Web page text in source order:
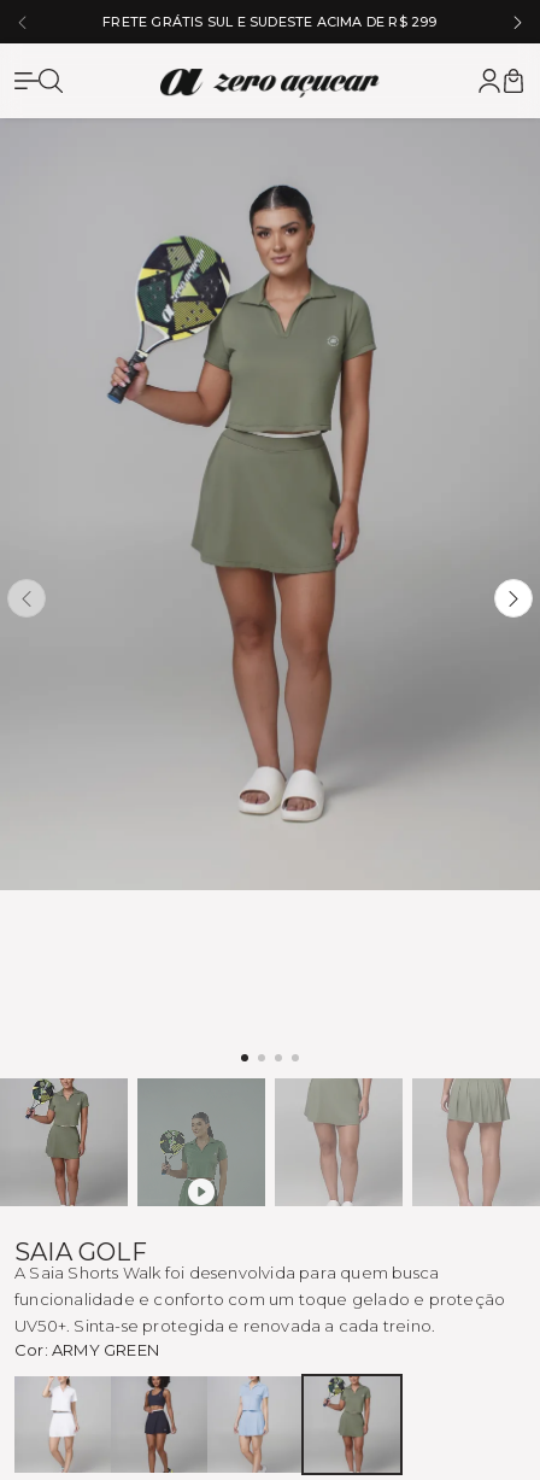
5% OFF NO À VISTA NO PIX
Zero
SAIA GOLF
A Saia Shorts Walk foi desenvolvida para quem busca
funcionalidade e conforto com um toque gelado e proteção
UV50+. Sinta-se protegida e renovada a cada treino.
Cor: ARMY GREEN
Branco Preto
AZUL
FLY
ARMY
GREEN